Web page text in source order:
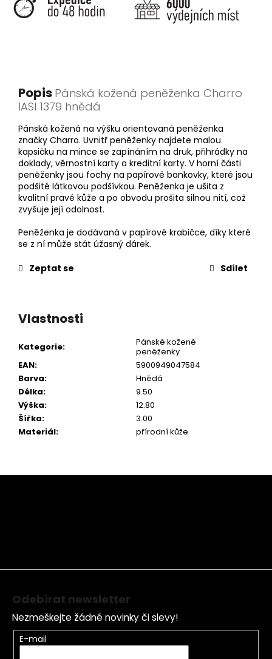
Popis Pánská kožená peněženka Charro
IASI 1379 hnědá
Pánská kožená na výšku orientovaná peněženka
značky Charro. Uvnitř peněženky najdete malou
kapsičku na mince se zapínáním na druk, přihrádky na
doklady, věrnostní karty a kreditní karty. V horní části
peněženky jsou fochy na papírové bankovky, které jsou
podšité látkovou podšívkou. Peněženka je ušita z
kvalitní pravé kůže a po obvodu prošita silnou nití, což
zvyšuje její odolnost.
Peněženka je dodávaná v papírové krabičce, díky které
se z ní může stát úžasný dárek.
Zeptat se
Sdílet
Vlastnosti
Kategorie:
Pánské kožené
peněženky
EAN:
5900949047584
Barva:
Hnědá
Délka:
9.50
Výška:
12.80
Šířka:
3.00
Materiál: přírodní kůže
Z
Odebírat newsletter
Nezmeškejte žádné novinky či slevy!
E-mail